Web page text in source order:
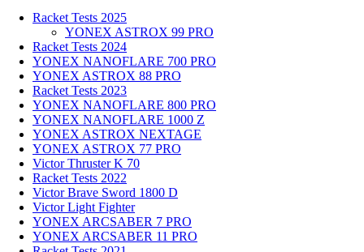
Racket Tests 2025
YONEX ASTROX 99 PRO
Racket Tests 2024
YONEX NANOFLARE 700 PRO
YONEX ASTROX 88 PRO
Racket Tests 2023
YONEX NANOFLARE 800 PRO
YONEX NANOFLARE 1000 Z
YONEX ASTROX NEXTAGE
YONEX ASTROX 77 PRO
Victor Thruster K 70
Racket Tests 2022
Victor Brave Sword 1800 D
Victor Light Fighter
YONEX ARCSABER 7 PRO
YONEX ARCSABER 11 PRO